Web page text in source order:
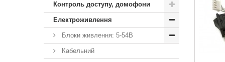
Контроль доступу, домофони
Електроживлення
Блоки живлення: 5-54В
Кабельний